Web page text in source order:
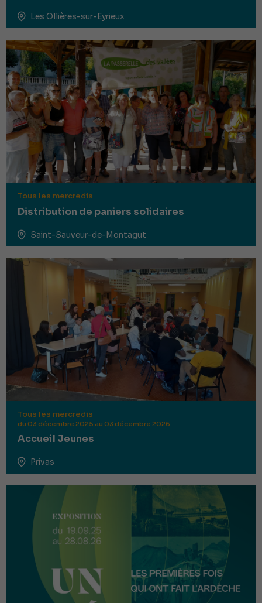
Les Ollières-sur-Eyrieux
Tous les mercredis
Distribution de paniers solidaires
Saint-Sauveur-de-Montagut
Tous les mercredis
du 03 décembre 2025 au 03 décembre 2026
Accueil Jeunes
Privas